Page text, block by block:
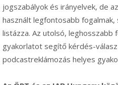
jogszabályok és irányelvek, de
használt legfontosabb
listázza. Az utolsó, leghosszabb
gyakorlatot segítő kérdés-
podcastreklámozás helyes